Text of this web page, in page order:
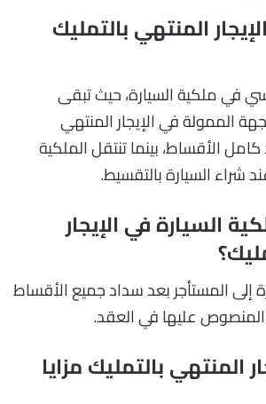
المنتهي بالتمليك
في ملكية السيارة، حيث تبقى
الممولة في الإيجار المنتهي
الأقساط، بينما تنتقل الملكية
شراء السيارة بالتقسيط.
السيارة في الإيجار
إلى المستأجر بعد سداد جميع الأقساط
المنصوص عليها في العقد.
المنتهي بالتمليك مزايا